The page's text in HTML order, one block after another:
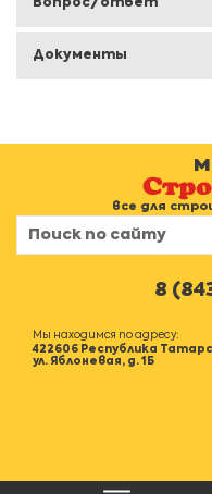
Вопрос/ответ
Документы
все для
8
Мы находимся по адресу:
422606 Республика
ул. Яблоневая, д. 1Б